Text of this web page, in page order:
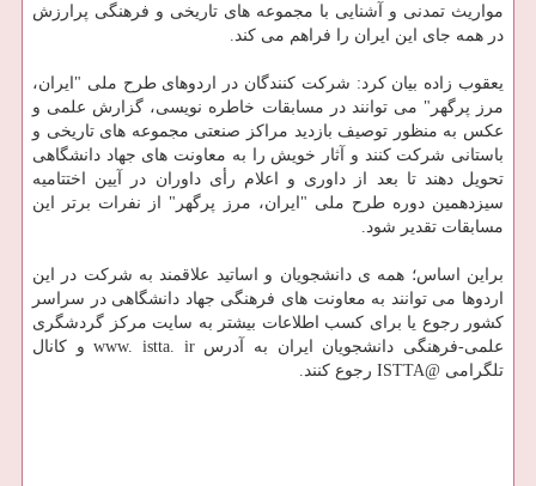
مواریث تمدنی و آشنایی با مجموعه های تاریخی و فرهنگی پرارزش
در همه جای این ایران را فراهم می كند.
یعقوب زاده بیان كرد: شركت كنندگان در اردوهای طرح ملی "ایران،
مرز پرگهر" می توانند در مسابقات خاطره نویسی، گزارش علمی و
عكس به منظور توصیف بازدید مراكز صنعتی مجموعه های تاریخی و
باستانی شركت كنند و آثار خویش را به معاونت های جهاد دانشگاهی
تحویل دهند تا بعد از داوری و اعلام رأی داوران در آیین اختتامیه
سیزدهمین دوره طرح ملی "ایران، مرز پرگهر" از نفرات برتر این
مسابقات تقدیر شود.
براین اساس؛ همه ی دانشجویان و اساتید علاقمند به شركت در این
اردوها می توانند به معاونت های فرهنگی جهاد دانشگاهی در سراسر
كشور رجوع یا برای كسب اطلاعات بیشتر به سایت مركز گردشگری
علمی-فرهنگی دانشجویان ایران به آدرس www. istta. ir و كانال
تلگرامی @ISTTA رجوع كنند.